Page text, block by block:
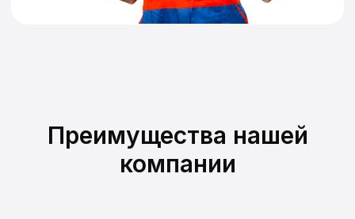
Преимущества нашей
компании